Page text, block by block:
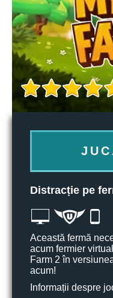
Distracție pe
Această fermă
acum fermier
Farm 2 în
acum!
Informații despre